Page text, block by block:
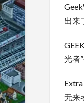
出来
光者
无来